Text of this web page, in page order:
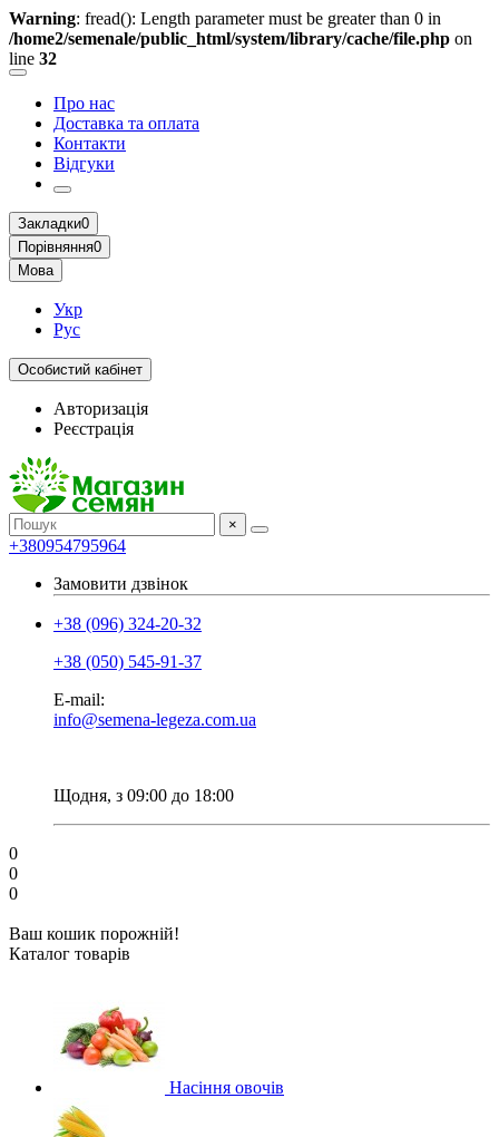
Warning: fread(): Length parameter must be greater than 0 in
/home2/semenale/public_html/system/library/cache/file.php on
line 32
Про нас
Доставка та оплата
Контакти
Відгуки
Закладки0
Порівняння0
Мова
Укр
Рус
Особистий кабінет
Авторизація
Реєстрація
×
+380954795964
Замовити дзвінок
+38 (096) 324-20-32
+38 (050) 545-91-37
E-mail:
info@semena-legeza.com.ua
Щодня, з 09:00 до 18:00
0
0
0
Ваш кошик порожній!
Каталог товарів
Насіння овочів